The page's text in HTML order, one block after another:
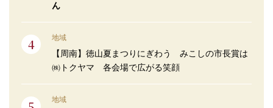
ん
地域
【周南】徳山夏まつりにぎわう みこしの市長賞は
㈱トクヤマ 各会場で広がる笑顔
地域